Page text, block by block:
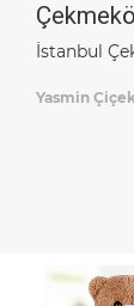
İstanbul
Yasmin